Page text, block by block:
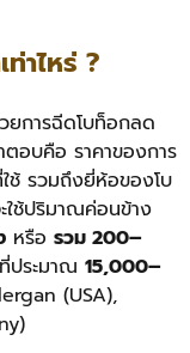
าไหร่ ?
ยการฉีดโบท็อกลด
ตอบคือ ราคาของการ
รวมถึงยี่ห้อของโบ
ใช้ปริมาณค่อนข้าง
หรือ รวม 200–
ประมาณ 15,000–
(USA),